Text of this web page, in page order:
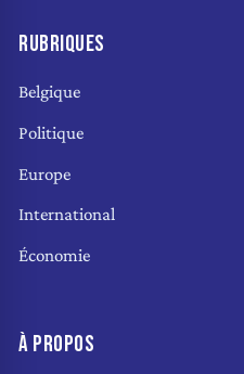
RUBRIQUES
Belgique
Politique
Europe
International
Économie
À PROPOS